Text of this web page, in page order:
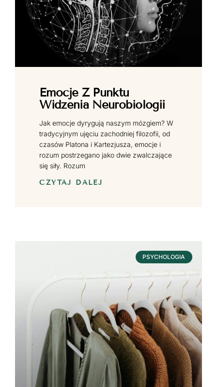
Emocje Z Punktu
Widzenia Neurobiologii
Jak emocje dyrygują naszym mózgiem? W
tradycyjnym ujęciu zachodniej filozofii, od
czasów Platona i Kartezjusza, emocje i
rozum postrzegano jako dwie zwalczające
się siły. Rozum
CZYTAJ DALEJ
PSYCHOLOGIA